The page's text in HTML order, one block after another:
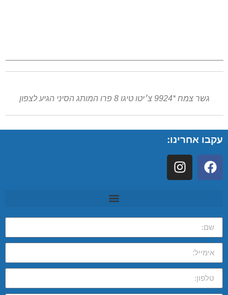
גשר צמח *9924 צ׳יטו טיגו 8 פרו המותג הסיני הגיע לצפון
עקבו אחרינו: